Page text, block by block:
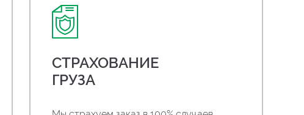
СТРАХОВАНИЕ
ГРУЗА